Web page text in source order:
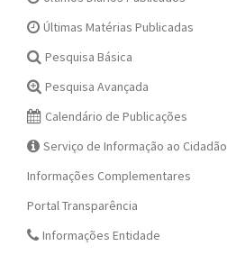
Últimas Matérias Publicadas
Pesquisa Básica
Pesquisa Avançada
Calendário de Publicações
Serviço de Informação ao Cidadão
Informações Complementares
Portal Transparência
Informações Entidade